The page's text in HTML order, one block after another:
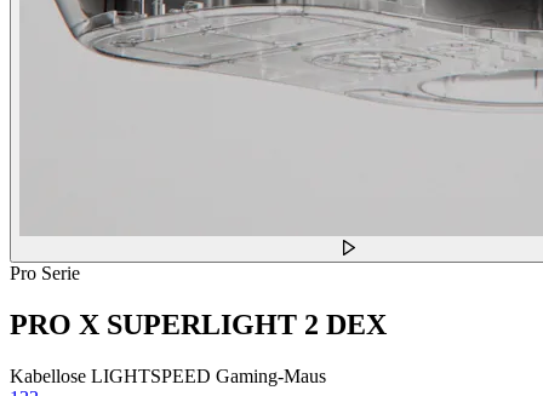
Pro Serie
PRO X SUPERLIGHT 2 DEX
Kabellose LIGHTSPEED Gaming-Maus